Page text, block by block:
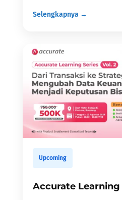
Selengkapnya →
Upcoming
Accurate Learning